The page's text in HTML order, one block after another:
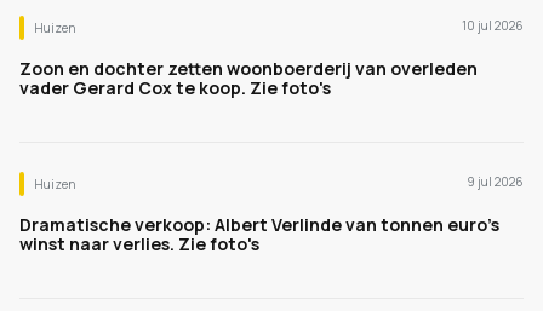
Huizen 10 jul 2026
Zoon en dochter zetten woonboerderij van overleden
vader Gerard Cox te koop. Zie foto's
Huizen 9 jul 2026
Dramatische verkoop: Albert Verlinde van tonnen euro's
winst naar verlies. Zie foto's